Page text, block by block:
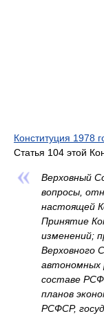
Конституция 1978
Статья 104 этой
Верховный
вопросы,
настоящей
Принятие
изменений;
Верховного
автономных
составе
планов
РСФСР,